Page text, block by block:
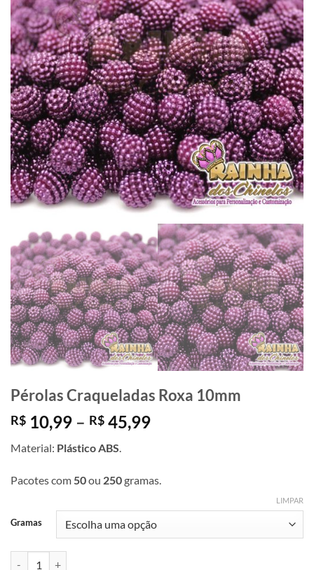
Pérolas Craqueladas Roxa 10mm
R$ 10,99 – R$ 45,99Faixa
através
R$ 45,99
Material: Plástico ABS.
Pacotes com50ou 250gramas.
Gramas
LIMPAR